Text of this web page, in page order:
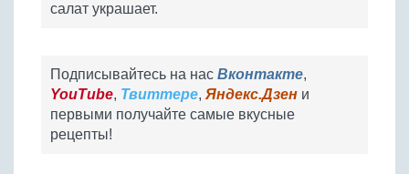
салат украшает.
Подписывайтесь на нас Вконтакте,
YouTube, Твиттере, Яндекс.Дзен и
первыми получайте самые вкусные
рецепты!